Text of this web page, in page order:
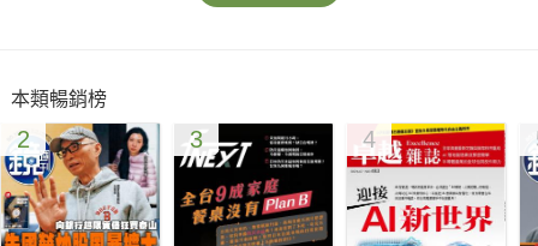
本類暢銷榜
2 3 4